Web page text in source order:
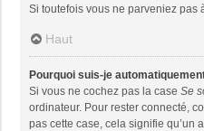
Si toutefois vous ne parveniez pas
Haut
Pourquoi suis-je
Si vous ne cochez pas la case Se
ordinateur. Pour rester connecté,
pas cette case, cela signifie qu’un